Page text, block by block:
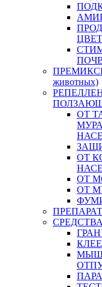
ПРЕМИКСЫ
животных)
ОТ
ОТ
ОТ
ОТ